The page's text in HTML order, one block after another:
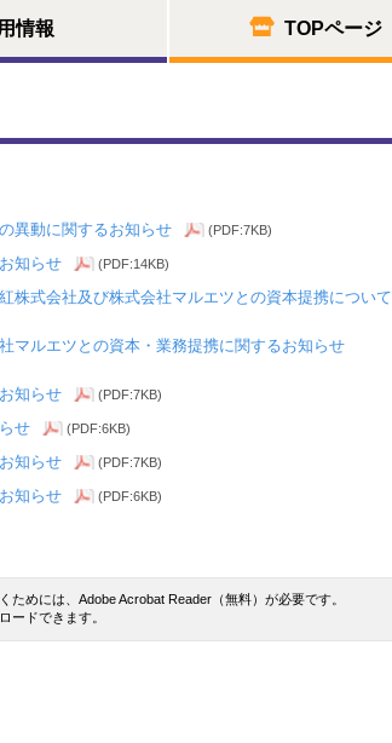
情報 TOPページ
異動に関するお知らせ (PDF:7KB)
知らせ (PDF:14KB)
株式会社及び株式会社マルエツとの資本提携について
マルエツとの資本・業務提携に関するお知らせ
知らせ (PDF:7KB)
せ (PDF:6KB)
知らせ (PDF:7KB)
知らせ (PDF:6KB)
ためには、Adobe Acrobat Reader（無料）が必要です。
ードできます。